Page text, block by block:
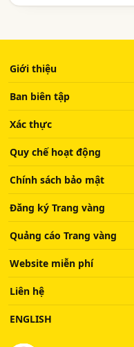
Giới thiệu
Ban biên tập
Xác thực
Quy chế hoạt động
Chính sách bảo mật
Đăng ký Trang vàng
Quảng cáo Trang vàng
Website miễn phí
Liên hệ
ENGLISH